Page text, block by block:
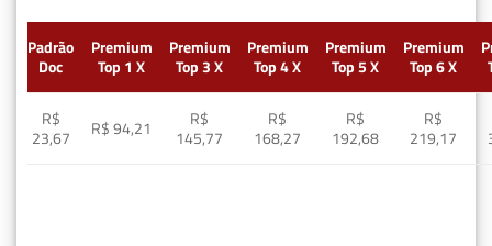
Padrão
Doc
Premium
Top 1 X
Premium
Top 3 X
Premium
Top 4 X
Premium
Top 5 X
Premium
Top 6 X
R$
23,67
R$ 94,21
R$
145,77
R$
168,27
R$
192,68
R$
219,17